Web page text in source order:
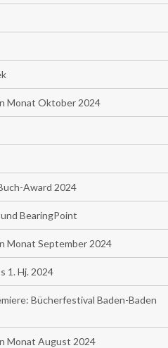
Monat Oktober 2024
Award 2024
BearingPoint
Monat September 2024
1. Hj. 2024
Bücherfestival Baden-Baden
Monat August 2024